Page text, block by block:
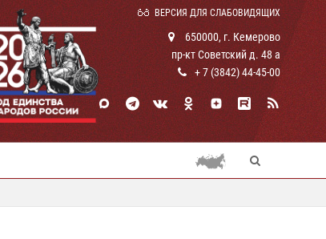
ВЕРСИЯ ДЛЯ СЛАБОВИДЯЩИХ
650000, г. Кемерово
пр-кт Советский д. 48 а
+ 7 (3842) 44-45-00